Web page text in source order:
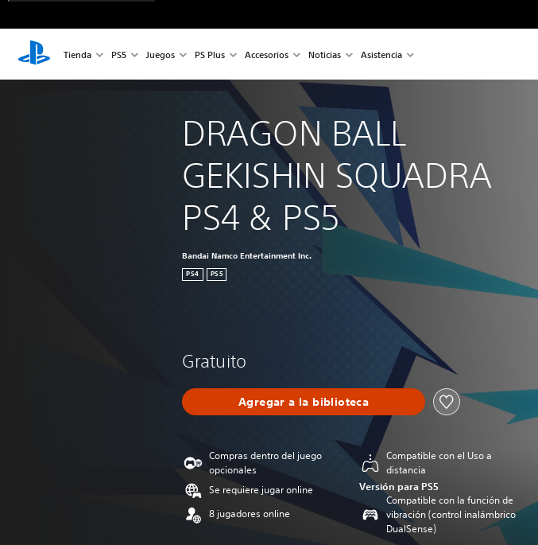
Tienda PS5 Juegos PS Plus Accesorios Noticias Asistencia
DRAGON BALL
GEKISHIN SQUADRA
PS4 & PS5
Bandai Namco Entertainment Inc.
PS4 PS5
Gratuito
Agregar a la biblioteca
Compras dentro del juego
opcionales
Se requiere jugar online
8 jugadores online
Compatible con el Uso a
distancia
Versión para PS5
Compatible con la función de
vibración (control inalámbrico
DualSense)